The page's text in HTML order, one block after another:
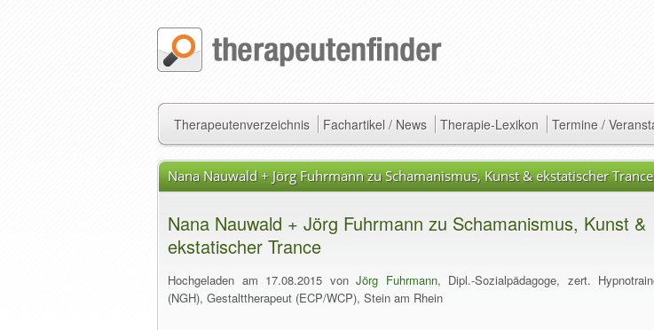
Therapeutenverzeichnis Fachartikel / News Therapie-Lexikon Termine /
Nana Nauwald + Jörg Fuhrmann zu Schamanismus, Kunst & ekstatischer Trance
Nana Nauwald + Jörg Fuhrmann zu Schamanismus, Kunst &
ekstatischer Trance
Hochgeladen am 17.08.2015 von Jörg Fuhrmann, Dipl.-Sozialpädagoge, zert.
(NGH), Gestalttherapeut (ECP/WCP), Stein am Rhein